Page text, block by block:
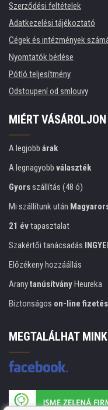
Szerződési feltételek
Adatkezelési tájékoztató
Cégek és intézmények
Nyomtatók bérlése
Pótló teljesítmény
Odstoupení od smlouvy
MIÉRT
A legjobb árak
A legnagyobb választék
Gyorsszállítás (48 ó)
Mi szállítunk után
21 évtapasztalat
Szakértői tanácsadás
Előzékeny hozzáállás
AranytanúsítványHeureka
Biztonságos on-line fizetés
MEGTALÁLHAT